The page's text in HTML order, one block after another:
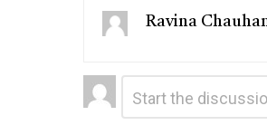
Ravina
Leave
a